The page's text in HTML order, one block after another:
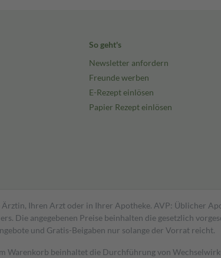
So geht's
Newsletter anfordern
Freunde werben
E-Rezept einlösen
Papier Rezept einlösen
Ihren Arzt oder in Ihrer Apotheke. AVP: Üblicher
angegebenen Preise beinhalten die gesetzlich
und Gratis-Beigaben nur solange der Vorrat reicht.
beinhaltet die Durchführung von